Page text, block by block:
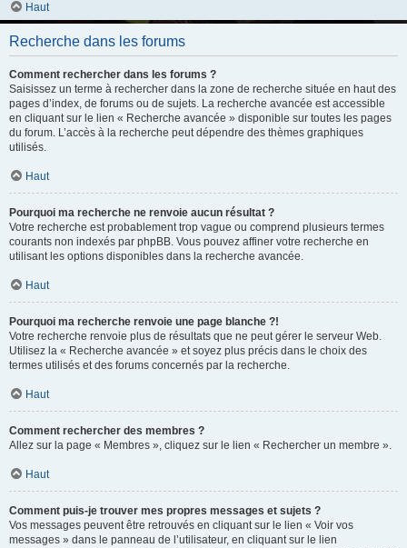
Haut
Recherche dans les forums
Comment rechercher dans les forums ?
Saisissez un terme à rechercher dans la zone de recherche située en haut des
pages d’index, de forums ou de sujets. La recherche avancée est accessible
en cliquant sur le lien « Recherche avancée » disponible sur toutes les pages
du forum. L’accès à la recherche peut dépendre des thèmes graphiques
utilisés.
Haut
Pourquoi ma recherche ne renvoie aucun résultat ?
Votre recherche est probablement trop vague ou comprend plusieurs termes
courants non indexés par phpBB. Vous pouvez affiner votre recherche en
utilisant les options disponibles dans la recherche avancée.
Haut
Pourquoi ma recherche renvoie une page blanche ?!
Votre recherche renvoie plus de résultats que ne peut gérer le serveur Web.
Utilisez la « Recherche avancée » et soyez plus précis dans le choix des
termes utilisés et des forums concernés par la recherche.
Haut
Comment rechercher des membres ?
Allez sur la page « Membres », cliquez sur le lien « Rechercher un membre ».
Haut
Comment puis-je trouver mes propres messages et sujets ?
Vos messages peuvent être retrouvés en cliquant sur le lien « Voir vos
messages » dans le panneau de l’utilisateur, en cliquant sur le lien